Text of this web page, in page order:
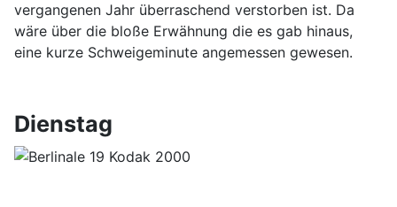
vergangenen Jahr überraschend verstorben ist. Da
wäre über die bloße Erwähnung die es gab hinaus,
eine kurze Schweigeminute angemessen gewesen.
Dienstag